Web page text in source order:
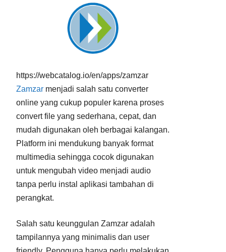
https://webcatalog.io/en/apps/zamzar
Zamzar menjadi salah satu converter
online yang cukup populer karena proses
convert file yang sederhana, cepat, dan
mudah digunakan oleh berbagai kalangan.
Platform ini mendukung banyak format
multimedia sehingga cocok digunakan
untuk mengubah video menjadi audio
tanpa perlu instal aplikasi tambahan di
perangkat.
Salah satu keunggulan Zamzar adalah
tampilannya yang minimalis dan user